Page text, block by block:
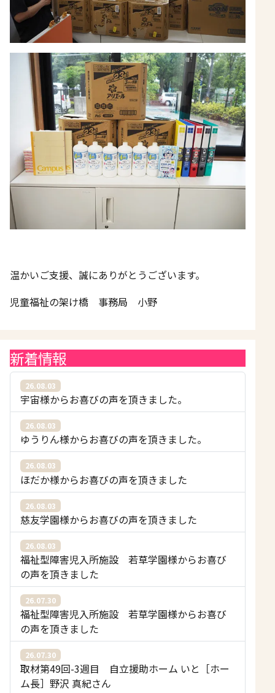
温かいご支援、誠にありがとうございます。
児童福祉の架け橋 事務局 小野
新着情報
26.08.03
宇宙様からお喜びの声を頂きました。
26.08.03
ゆうりん様からお喜びの声を頂きました。
26.08.03
ほだか様からお喜びの声を頂きました
26.08.03
慈友学園様からお喜びの声を頂きました
26.08.03
福祉型障害児入所施設 若草学園様からお喜び
の声を頂きました
26.07.30
福祉型障害児入所施設 若草学園様からお喜び
の声を頂きました
26.07.30
取材第49回-3週目 自立援助ホーム いと［ホー
ム長］野沢 真紀さん